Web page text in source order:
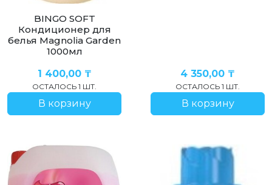
BINGO SOFT
Кондиционер для
белья Magnolia Garden
1000мл
1 400,00 ₸
ОСТАЛОСЬ 1 ШТ.
В корзину
4 350,00 ₸
ОСТАЛОСЬ 1 ШТ.
В корзину